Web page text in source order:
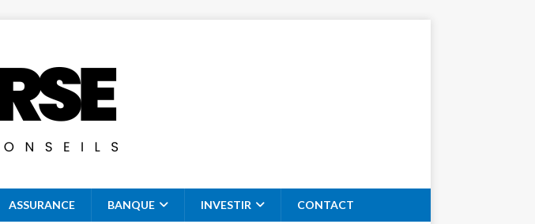
ASSURANCE BANQUE INVESTIR CONTACT